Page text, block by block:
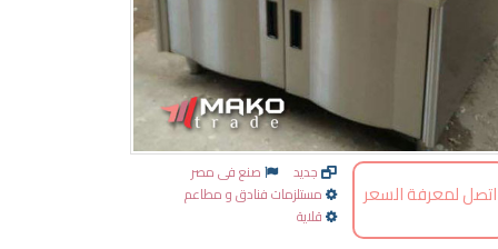
اتصل لمعرفة السعر
جديد
صنع فى مصر
مستلزمات فنادق و مطاعم
قلاية